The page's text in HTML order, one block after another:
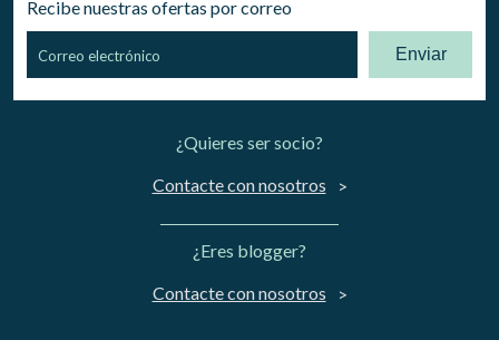
Recibe nuestras ofertas por correo
Enviar
¿Quieres ser socio?
Contacte con nosotros
¿Eres blogger?
Contacte con nosotros